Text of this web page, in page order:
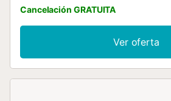
mucho encanto. Terraza a primera
vistas a Cala Galiota y al faro. Patio
mesa y sillas, hamaca. Tres
para 6 personas y dos baños. Cocina
totalmente equipada. Chimenea en el
Cancelación GRATUITA
Ver oferta